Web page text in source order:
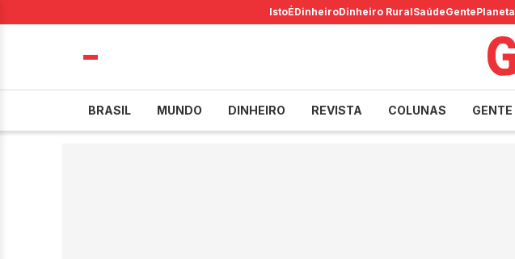
IstoÉDinheiroDinheiro RuralSaúdeGentePlaneta
BRASIL MUNDO DINHEIRO REVISTA COLUNAS GENTE